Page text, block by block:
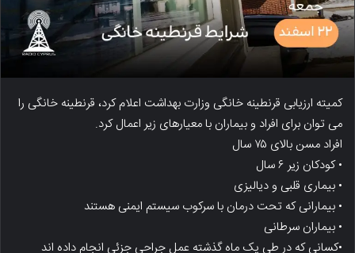
کمیته ارزیابی قرنطینه خانگی وزارت بهداشت اعلام کرد، قرنطینه خانگی را
می توان برای افراد و بیماران با معیارهای زیر اعمال کرد.
افراد مسن بالای ۷۵ سال
• کودکان زیر ۶ سال
• بیماری قلبی‌ و دیالیزی
• بیمارانی که تحت درمان با سرکوب سیستم ایمنی هستند
• بیماران سرطانی
•کسانی که در طی یک ماه گذشته عمل جراحی جزئی انجام داده اند